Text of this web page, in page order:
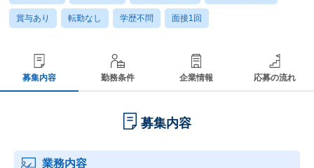
賞与あり 転勤なし 学歴不問 面接1回
募集内容 勤務条件 企業情報 応募の流れ
募集内容
業務内容